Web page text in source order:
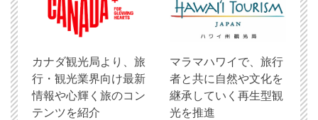
​カナダ観光局より、旅
行・観光業界向け最新
情報や心輝く旅のコン
テンツを紹介
マラマハワイで、旅行
者と共に自然や文化を
継承していく再生型観
光を推進